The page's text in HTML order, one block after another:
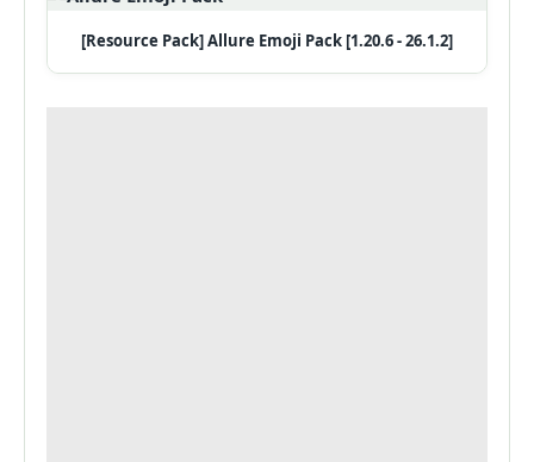
[Resource Pack] Allure Emoji Pack [1.20.6 - 26.1.2]